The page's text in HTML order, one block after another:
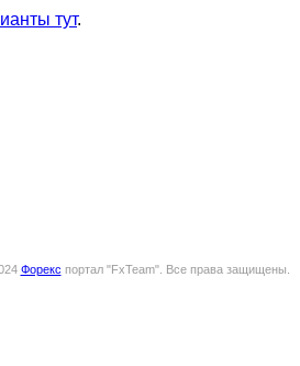
тут.
Форекс портал "FxTeam". Все права защищены.